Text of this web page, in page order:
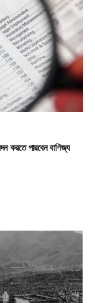
করতে পারবেন বাণিজ্য